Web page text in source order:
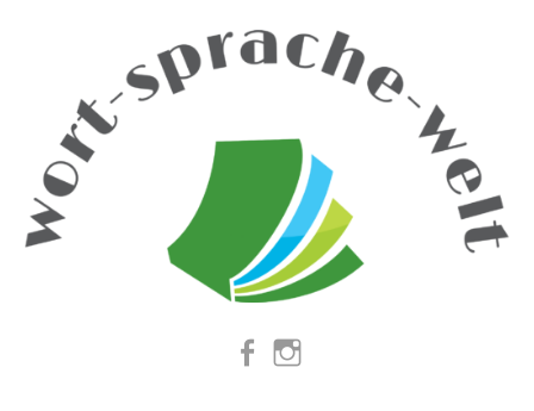
Facebook